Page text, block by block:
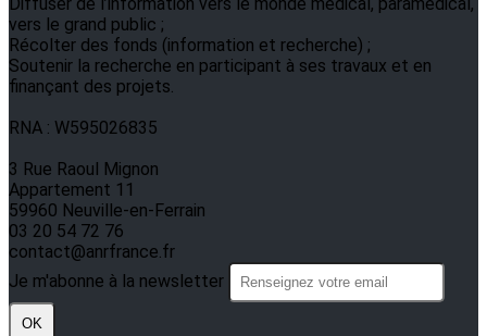
vers le grand public ;
Récolter des fonds (information et recherche) ;
Soutenir la recherche en participant à ses travaux et en
finançant des projets.
RNA : W595026835
3 Rue Raoul Mignon
Appartement 11
59960 Neuville-en-Ferrain
03 20 54 72 76
contact@anrfrance.fr
Je m'abonne à la newsletter
OK